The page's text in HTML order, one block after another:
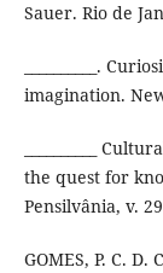
Sauer. Rio de
__________.
imagination.
__________
the quest for
Pensilvânia, v.
GOMES, P. C.